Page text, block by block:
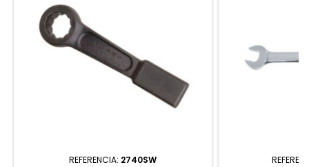
REFERENCIA: 2740SW